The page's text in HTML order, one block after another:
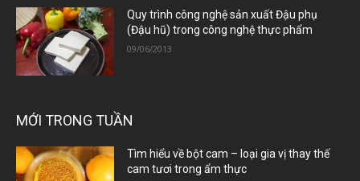
Quy trình công nghệ sản xuất Đậu phụ
(Đậu hũ) trong công nghệ thực phẩm
09/06/2013
MỚI TRONG TUẦN
Tìm hiểu về bột cam – loại gia vị thay thế
cam tươi trong ẩm thực